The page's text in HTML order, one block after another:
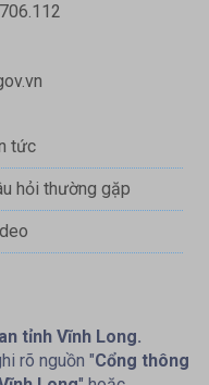
tức
hỏi thường gặp
tỉnh Vĩnh Long.
rõ nguồn "Cổng thông